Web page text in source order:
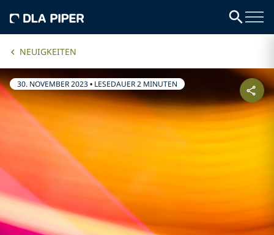
NEUIGKEITEN
30. NOVEMBER 2023• LESEDAUER 2 MINUTEN